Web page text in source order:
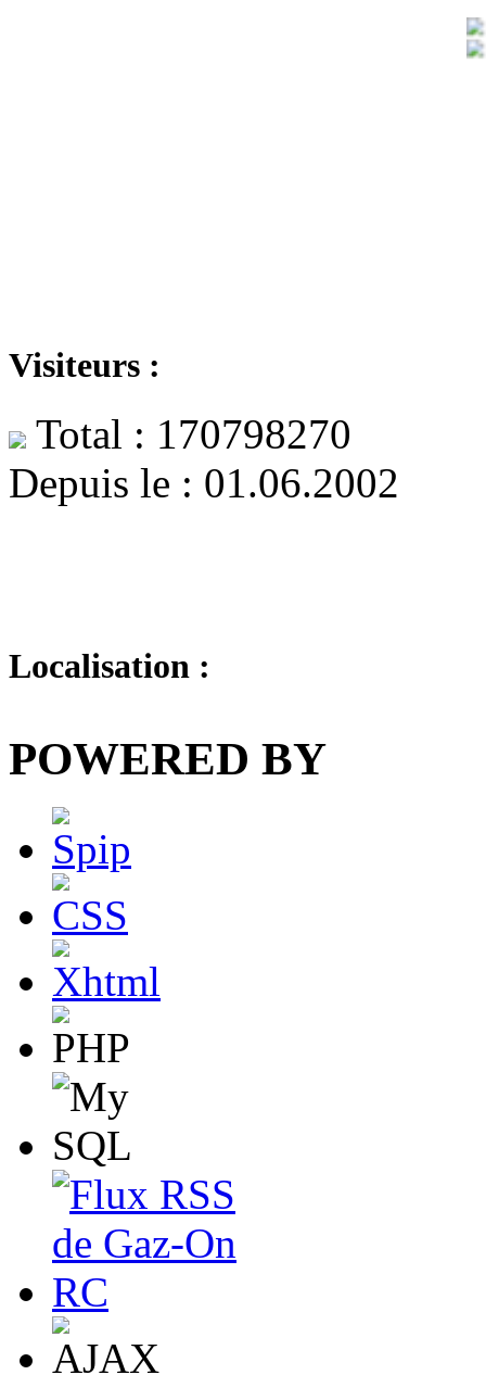
Visiteurs :
Total : 170798270
Depuis le : 01.06.2002
Localisation :
POWERED BY